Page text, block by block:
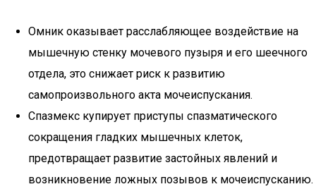
Омник оказывает расслабляющее воздействие на
мышечную стенку мочевого пузыря и его шеечного
отдела, это снижает риск к развитию
самопроизвольного акта мочеиспускания.
Спазмекс купирует приступы спазматического
сокращения гладких мышечных клеток,
предотвращает развитие застойных явлений и
возникновение ложных позывов к мочеиспусканию.